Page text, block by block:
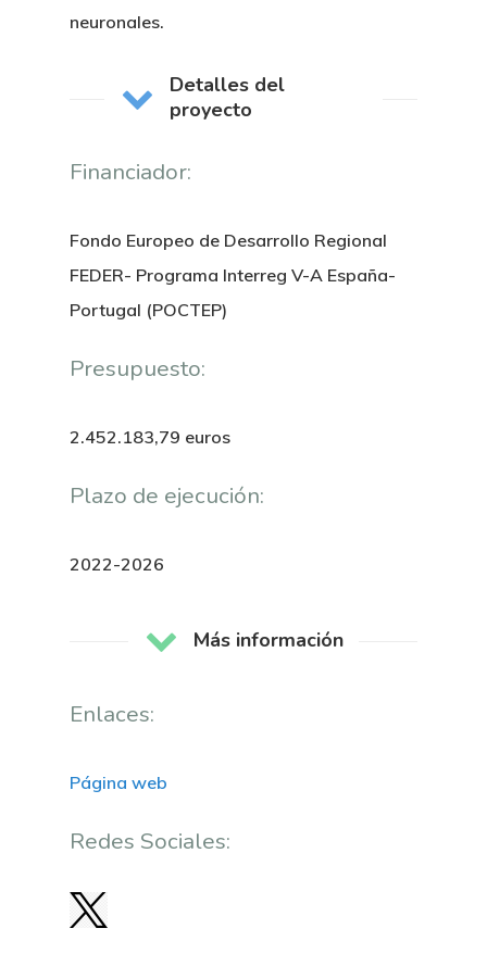
neuronales.
Detalles del
proyecto
Financiador:
Fondo Europeo de Desarrollo Regional
FEDER- Programa Interreg V-A España-
Portugal (POCTEP)
Presupuesto:
2.452.183,79 euros
Plazo de ejecución:
2022-2026
Más información
Enlaces:
Página web
Redes Sociales: